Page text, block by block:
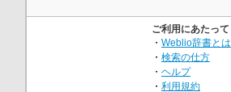
ご利用にあたって
・ Weblio辞書とは
・ 検索の仕方
・ ヘルプ
・ 利用規約